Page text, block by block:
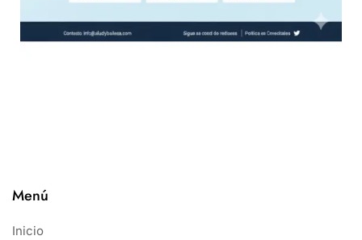
Menú
Inicio